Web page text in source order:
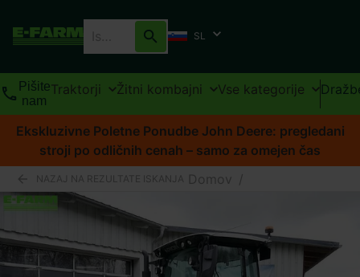
SL
Pišite
nam
Traktorji Žitni kombajni Vse kategorije
Ekskluzivne Poletne Ponudbe John Deere: pregledani
stroji po odličnih cenah – samo za omejen čas
NAZAJ NA REZULTATE ISKANJA Domov /